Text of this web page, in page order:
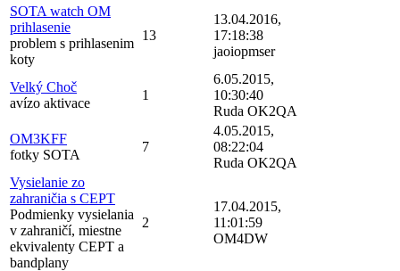
SOTA watch OM
prihlasenie
problem s prihlasenim
koty
13
13.04.2016,
17:18:38
jaoiopmser
Velký Choč
avízo aktivace
1
6.05.2015,
10:30:40
Ruda OK2QA
OM3KFF
fotky SOTA
7
4.05.2015,
08:22:04
Ruda OK2QA
Vysielanie zo
zahraničia s CEPT
Podmienky vysielania
v zahraničí, miestne
ekvivalenty CEPT a
bandplany
2
17.04.2015,
11:01:59
OM4DW